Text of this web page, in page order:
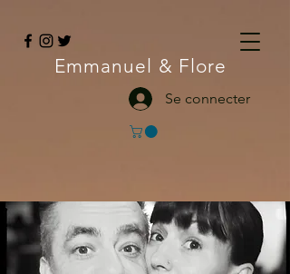
Emmanuel & Flore
Se connecter